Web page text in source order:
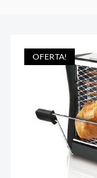
OFERTA!